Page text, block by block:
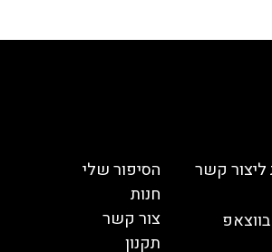
קשר
הסיפור שלי
חנות
צור קשר
תקנון